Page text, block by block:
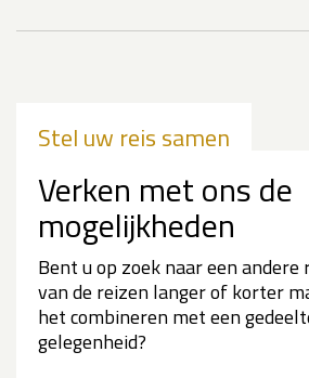
Stel uw reis samen
Verken met ons de
mogelijkheden
Bent u op zoek naar een
van de reizen langer of korter
het combineren met een
gelegenheid?